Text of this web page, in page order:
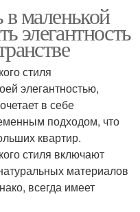
французском стиле
Квартиры в
французском стиле
Стиль для
малогабаритных
квартир
маленькой
элегантность
стиля
элегантностью,
в себе
подходом, что
квартир.
стиля включают
материалов
всегда имеет